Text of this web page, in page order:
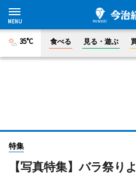
35°C 食べる 見る・遊ぶ
特集
【写真特集】バラ祭り